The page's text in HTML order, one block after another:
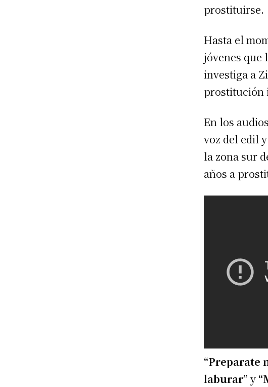
prostituirse.
Hasta el
jóvenes que
investiga a
prostitución
En los
voz del edil
la zona sur
años a
“Preparate
laburar” y